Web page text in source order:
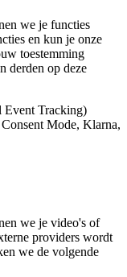
we je functies
en kun je onze
toestemming
derden op deze
Event Tracking)
Mode, Klarna,
we je video's of
providers wordt
we de volgende